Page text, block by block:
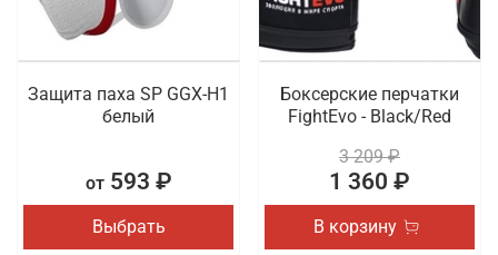
Защита паха SP GGX-H1
белый
от593 ₽
Выбрать
Боксерские перчатки
FightEvo - Black/Red
3 209 ₽
1 360 ₽
В корзину